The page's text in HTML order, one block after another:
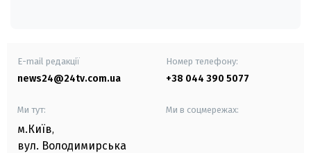
E-mail редакції
news24@24tv.com.ua
Номер телефону:
+38 044 390 5077
Ми тут:
м.Київ,
вул. Володимирська
Ми в соцмережах: